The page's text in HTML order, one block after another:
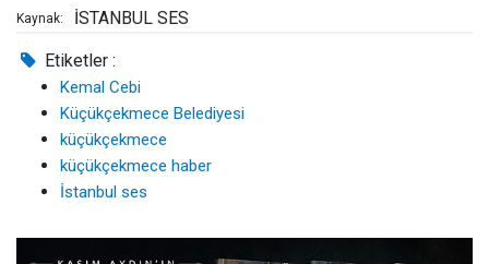
Kaynak: İSTANBUL SES
Etiketler :
Kemal Cebi
Küçükçekmece Belediyesi
küçükçekmece
küçükçekmece haber
İstanbul ses